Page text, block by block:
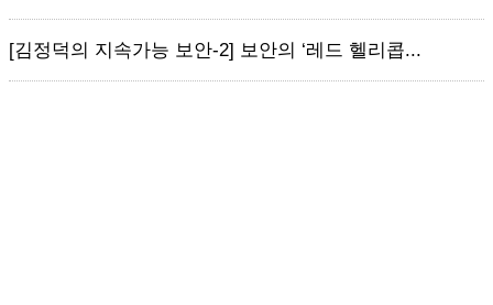
[김정덕의 지속가능 보안-2] 보안의 ‘레드 헬리콥...